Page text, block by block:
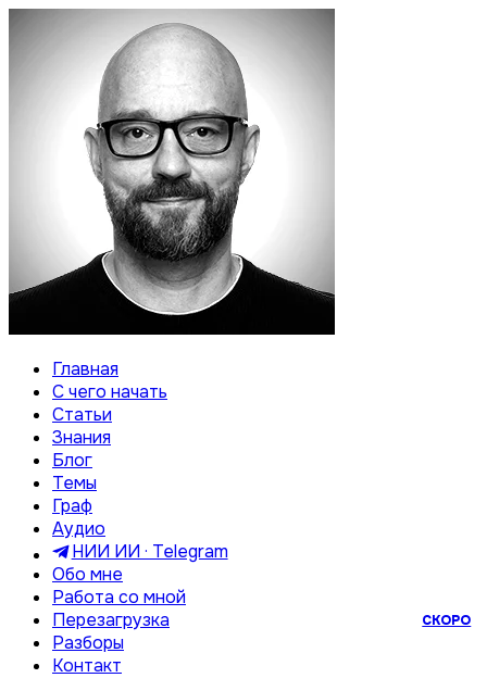
Главная
С чего начать
Статьи
Знания
Блог
Темы
Граф
Аудио
НИИ ИИ · Telegram
Обо мне
Работа со мной
Перезагрузка
СКОРО
Разборы
Контакт